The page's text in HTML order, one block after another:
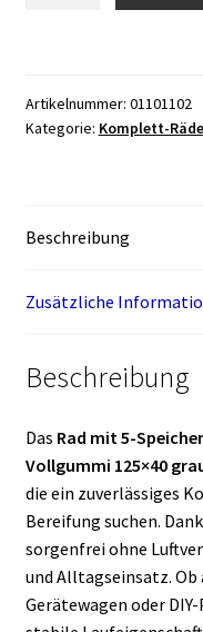
Felge
schwarz,
Menge
Artikelnummer: 01101102
Kategorie: Komplett-
Beschreibung
Zusätzliche
Beschreibung
Das Rad mit 5-
Vollgummi 125×40
die ein zuverlässiges
Bereifung suchen.
sorgenfrei ohne
und Alltagseinsatz.
Gerätewagen oder